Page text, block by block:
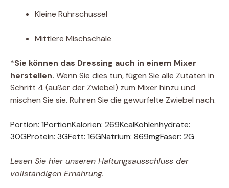
Kleine Rührschüssel
Mittlere Mischschale
*Sie können das Dressing auch in einem Mixer
herstellen. Wenn Sie dies tun, fügen Sie alle Zutaten in
Schritt 4 (außer der Zwiebel) zum Mixer hinzu und
mischen Sie sie. Rühren Sie die gewürfelte Zwiebel nach.
Portion: 1PortionKalorien: 269KcalKohlenhydrate:
30GProtein: 3GFett: 16GNatrium: 869mgFaser: 2G
Lesen Sie hier unseren Haftungsausschluss der
vollständigen Ernährung.